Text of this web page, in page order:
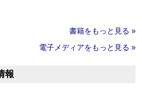
書籍をもっと見る »
電子メディアをもっと見る »
報